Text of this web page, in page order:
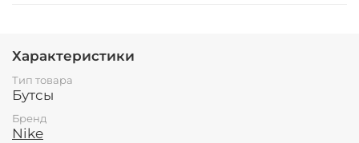
Характеристики
Тип товара
Бутсы
Бренд
Nike